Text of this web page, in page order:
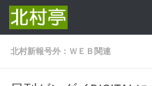
コンテンツへスキップ
北村新報号外：ＷＥＢ関連